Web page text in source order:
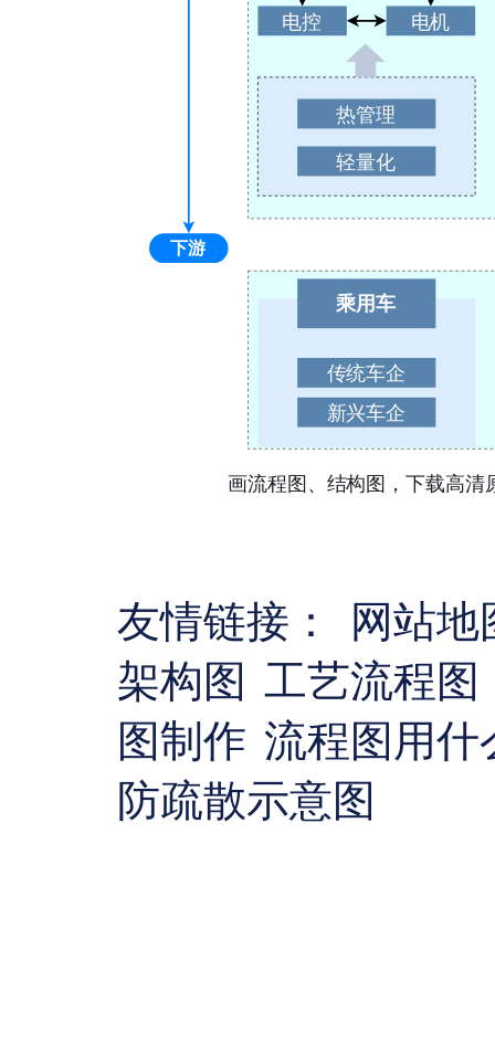
友情链接：
网站
架构图 工艺流程图
图制作 流程图用
防疏散示意图